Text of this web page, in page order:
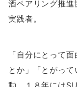
酒ペアリング推進
実践者。
「自分にとって
とか」「とがっ